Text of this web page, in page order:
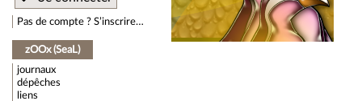
Pas de compte ? S’inscrire…
zOOx (SeaL)
journaux
dépêches
liens